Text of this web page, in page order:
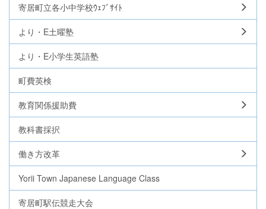
寄居町立各小中学校ｳｪﾌﾞｻｲﾄ
より・E土曜塾
より・E小学生英語塾
町費英検
教育関係援助費
教科書採択
働き方改革
Yorii Town Japanese Language Class
寄居町駅伝競走大会